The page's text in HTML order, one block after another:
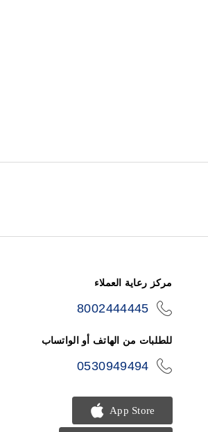
مركز رعاية العملاء
8002444445
للطلبات من الهاتف أو الواتساب
0530949494